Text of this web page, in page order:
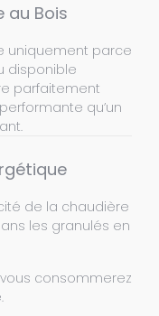
au Bois
uniquement parce
disponible
parfaitement
qu’un
de la chaudière
les granulés en
consommerez